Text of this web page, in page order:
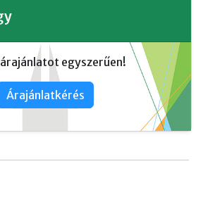
egyszerűen!
Árajánlatkérés